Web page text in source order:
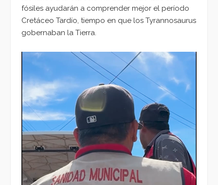
fósiles ayudarán a comprender mejor el período
Cretáceo Tardío, tiempo en que los Tyrannosaurus
gobernaban la Tierra.
Reproductor
vídeo